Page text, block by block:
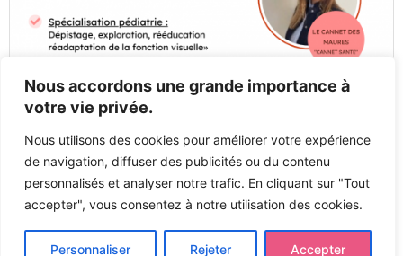
Nous accordons une grande importance à
votre vie privée.
Nous utilisons des cookies pour améliorer votre expérience
de navigation, diffuser des publicités ou du contenu
personnalisés et analyser notre trafic. En cliquant sur "Tout
accepter", vous consentez à notre utilisation des cookies.
Personnaliser Rejeter Accepter
Previous Next